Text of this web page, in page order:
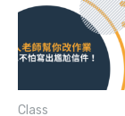
Class